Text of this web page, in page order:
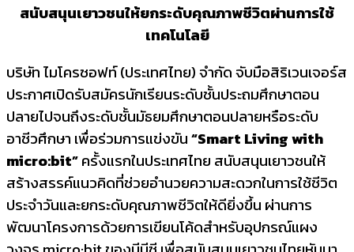
สนับสนุนเยาวชนให้ยกระดับคุณภาพชีวิตผ่านการใช้
เทคโนโลยี
บริษัท ไมโครซอฟท์ (ประเทศไทย) จำกัด จับมือสิริเวนเจอร์ส
ประกาศเปิดรับสมัครนักเรียนระดับชั้นประถมศึกษาตอน
ปลายไปจนถึงระดับชั้นมัธยมศึกษาตอนปลายหรือระดับ
อาชีวศึกษา เพื่อร่วมการแข่งขัน“Smart Living with
micro:bit”ครั้งแรกในประเทศไทย สนับสนุนเยาวชนให้
สร้างสรรค์แนวคิดที่ช่วยอำนวยความสะดวกในการใช้ชีวิต
ประจำวันและยกระดับคุณภาพชีวิตให้ดียิ่งขึ้น ผ่านการ
พัฒนาโครงการด้วยการเขียนโค้ดสำหรับอุปกรณ์แผง